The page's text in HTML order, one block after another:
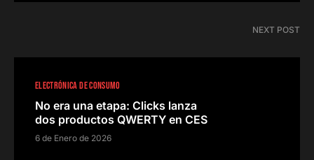
NEXT POST
ELECTRÓNICA DE CONSUMO
No era una etapa: Clicks lanza
dos productos QWERTY en CES
6 de Enero de 2026